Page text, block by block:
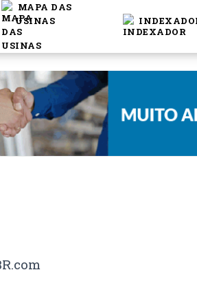
MAPA DAS
USINAS